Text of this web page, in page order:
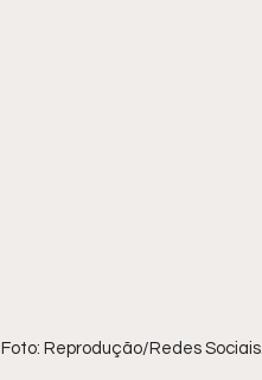
Foto: Reprodução/Redes Sociais.